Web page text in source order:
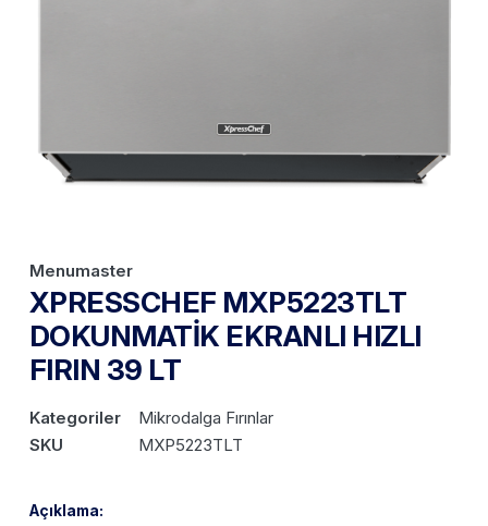
Menumaster
XPRESSCHEF MXP5223TLT
DOKUNMATİK EKRANLI HIZLI
FIRIN 39 LT
Kategoriler
Mikrodalga Fırınlar
SKU
MXP5223TLT
Açıklama: